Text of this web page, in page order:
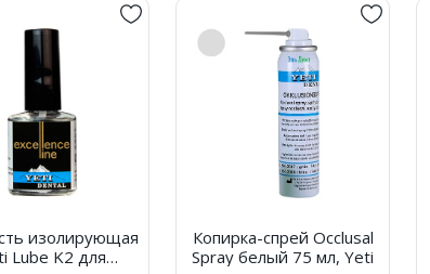
изолирующая
Lube K2 для
Копирка-спрей Occlusal
Spray белый 75 мл, Yeti